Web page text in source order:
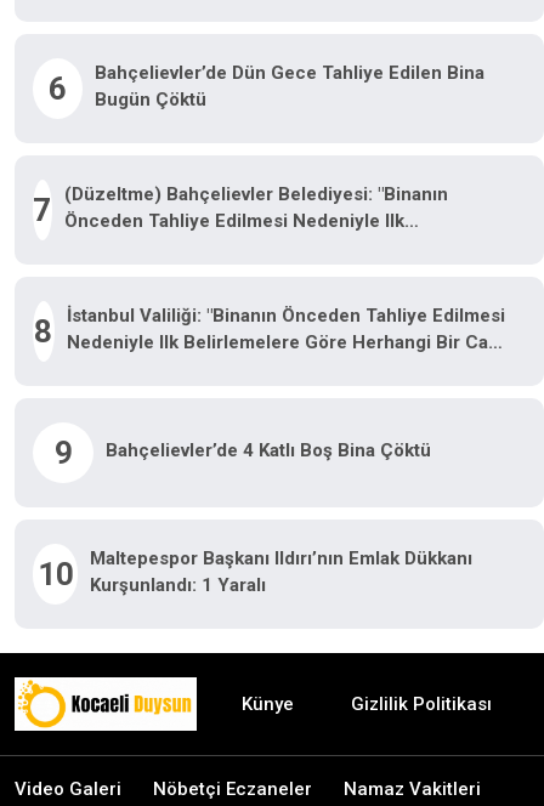
6
Bahçelievler’de Dün Gece Tahliye Edilen Bina
Bugün Çöktü
7
(Düzeltme) Bahçelievler Belediyesi: "Binanın
Önceden Tahliye Edilmesi Nedeniyle Ilk
8
İstanbul Valiliği: "Binanın Önceden Tahliye Edilmesi
Nedeniyle Ilk Belirlemelere Göre Herhangi Bir Can
9 Bahçelievler’de 4 Katlı Boş Bina Çöktü
10
Maltepespor Başkanı Ildırı’nın Emlak Dükkanı
Kurşunlandı: 1 Yaralı
Künye Gizlilik Politikası
Video Galeri Nöbetçi Eczaneler Namaz Vakitleri